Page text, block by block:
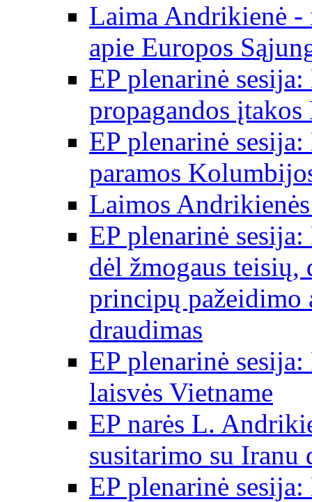
Laima Andrikienė -
apie Europos
EP plenarinė
propagandos įtakos
EP plenarinė
paramos
Laimos
EP plenarinė
dėl žmogaus
principų pažeidimo
draudimas
EP plenarinė
laisvės Vietname
EP narės L.
susitarimo su Iranu
EP plenarinė